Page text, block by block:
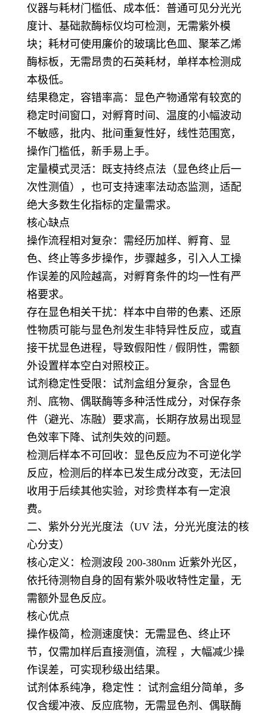
仪器与耗材门槛低、成本低：普通可见分光光
度计、基础款酶标仪均可检测，无需紫外模
块；耗材可使用廉价的玻璃比色皿、聚苯乙烯
酶标板，无需昂贵的石英耗材，单样本检测成
本极低。
结果稳定，容错率高：显色产物通常有较宽的
稳定时间窗口，对孵育时间、温度的小幅波动
不敏感，批内、批间重复性好，线性范围宽，
操作门槛低，新手易上手。
定量模式灵活：既支持终点法（显色终止后一
次性测值），也可支持速率法动态监测，适配
绝大多数生化指标的定量需求。
核心缺点
操作流程相对复杂：需经历加样、孵育、显
色、终止等多步操作，步骤越多，引入人工操
作误差的风险越高，对孵育条件的均一性有严
格要求。
存在显色相关干扰：样本中自带的色素、还原
性物质可能与显色剂发生非特异性反应，或直
接干扰显色进程，导致假阳性 / 假阴性，需额
外设置样本空白对照校正。
试剂稳定性受限：试剂盒组分复杂，含显色
剂、底物、偶联酶等多种活性成分，对保存条
件（避光、冻融）要求高，长期存放易出现显
色效率下降、试剂失效的问题。
检测后样本不可回收：显色反应为不可逆化学
反应，检测后的样本已发生成分改变，无法回
收用于后续其他实验，对珍贵样本有一定浪
费。
二、紫外分光光度法（UV 法，分光光度法的核
心分支）
核心定义：检测波段 200-380nm 近紫外光区，
依托待测物自身的固有紫外吸收特性定量，无
需额外显色反应。
核心优点
操作极简，检测速度快：无需显色、终止环
节，仅需加样后直接测值，流程 ，大幅减少操
作误差，可实现秒级出结果。
试剂体系纯净，稳定性 ：试剂盒组分简单，多
仅含缓冲液、反应底物，无需显色剂、偶联酶